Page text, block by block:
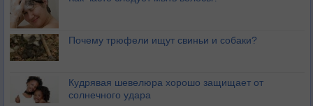
Почему трюфели ищут свиньи и собаки?
Кудрявая шевелюра хорошо защищает от
солнечного удара